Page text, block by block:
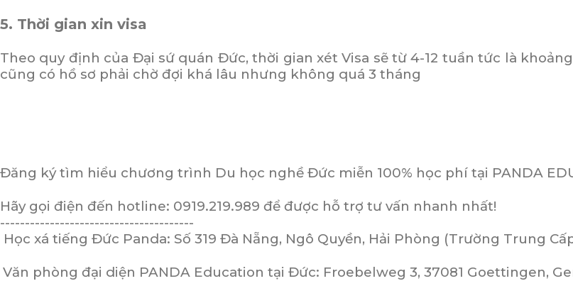
5. Thời gian xin visa
Theo quy định của Đại sứ quán Đức, thời gian xét Visa sẽ từ 4-12 tuần tức là
cũng có hồ sơ phải chờ đợi khá lâu nhưng không quá 3 tháng
Đăng ký tìm hiểu chương trình Du học nghề Đức miễn 100% học phí tại PANDA
Hãy gọi điện đến hotline: 0919.219.989 để được hỗ trợ tư vấn nhanh nhất!
---------------------------------------
Học xá tiếng Đức Panda: Số 319 Đà Nẵng, Ngô Quyền, Hải Phòng (Trường Trung
Văn phòng đại diện PANDA Education tại Đức: Froebelweg 3, 37081 Goettingen,